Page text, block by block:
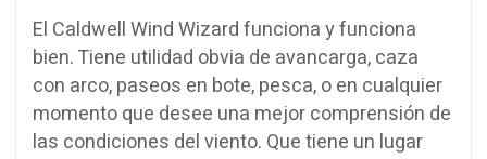
El Caldwell Wind Wizard funciona y funciona
bien.Tiene utilidad obvia de avancarga, caza
con arco, paseos en bote, pesca, o en cualquier
momento que desee una mejor comprensión de
las condiciones del viento. Que tiene un lugar